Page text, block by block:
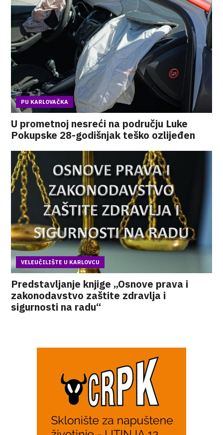
PU KARLOVAČKA
U prometnoj nesreći na području Luke
Pokupske 28-godišnjak teško ozlijeđen
VELEUČILIŠTE U KARLOVCU
Predstavljanje knjige „Osnove prava i
zakonodavstvo zaštite zdravlja i
sigurnosti na radu“